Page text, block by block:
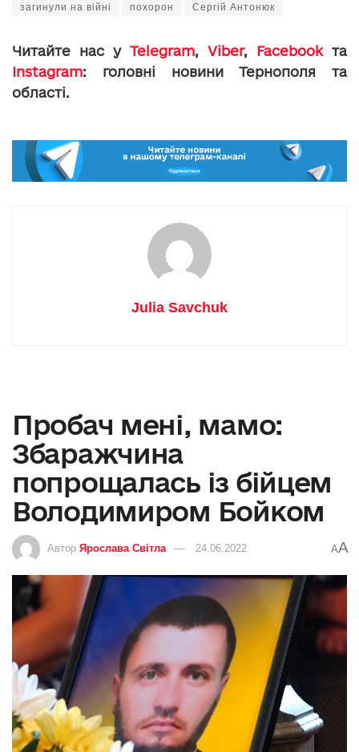
загинули на війні похорон Сергій Антонюк
Читайте нас у Telegram, Viber, Facebookта
Instagram: головні новини Тернополя та
області.
Julia Savchuk
Пробач мені, мамо:
Збаражчина
попрощалась із бійцем
Володимиром Бойком
Автор Ярослава Світла 24.06.2022 AA